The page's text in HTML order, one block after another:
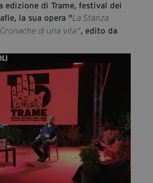
edizione di Trame, festival dei
la sua opera "La Stanza
di una vita", edito da